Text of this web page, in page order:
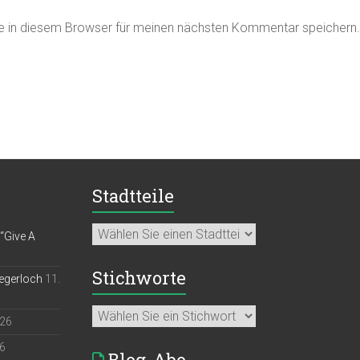
in diesem Browser für meinen nächsten Kommentar speichern.
A
11.
Stadtteile
Stichworte